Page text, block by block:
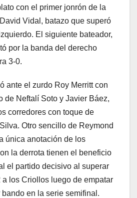
con el primer jonrón de la
Vidal, batazo que superó
El siguiente bateador,
por la banda del derecho
3-0.
ante el zurdo Roy Merritt con
de Neftalí Soto y Javier Báez,
corredores con toque de
Otro sencillo de Reymond
única anotación de los
la derrota tienen el beneficio
el partido decisivo al superar
a los Criollos luego de empatar
en la serie semifinal.